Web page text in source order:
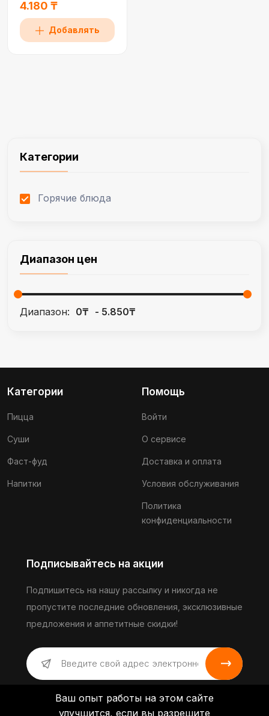
Категории
Горячие блюда
Диапазон цен
Диапазон: 0₸ 5.850₸
4.180 ₸
Добавлять
Категории
Пицца
Суши
Фаст-фуд
Напитки
Помощь
Войти
О сервисе
Доставка и оплата
Условия обслуживания
Политика
конфиденциальности
Подписывайтесь на акции
Подпишитесь на нашу рассылку и никогда не
пропустите последние обновления, эксклюзивные
предложения и аппетитные скидки!
Ваш опыт работы на этом сайте
улучшится, если вы разрешите